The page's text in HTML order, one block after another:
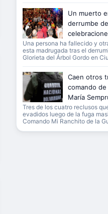
Un muerto
derrumbe
Una persona ha fallecido y
esta madrugada tras el
Glorieta del Árbol Gordo en
Caen otros
comando de
María
Tres de los cuatro reclusos
evadidos luego de la fuga
Comando Mi Ranchito de la